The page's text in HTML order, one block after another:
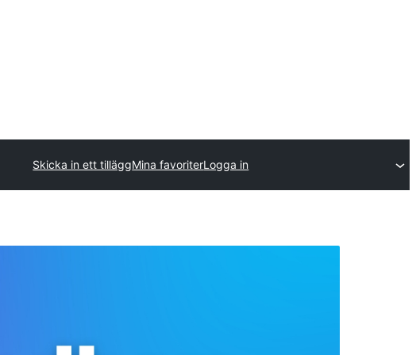
Skicka in ett tilläggMina favoriterLogga in